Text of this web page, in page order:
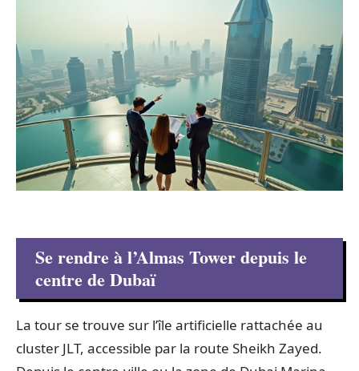
Se rendre à l’Almas Tower depuis le
centre de Dubaï
La tour se trouve sur l’île artificielle rattachée au
cluster JLT, accessible par la route Sheikh Zayed.